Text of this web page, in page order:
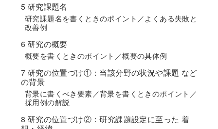
5 研究課題名
研究課題名を書くときのポイント／よくある失敗と
改善例
6 研究の概要
概要を書くときのポイント／概要の具体例
7 研究の位置づけ①：当該分野の状況や課題 など
の背景
背景に書くべき要素／背景を書くときのポイント／
採用例の解説
8 研究の位置づけ②：研究課題設定に至った 着